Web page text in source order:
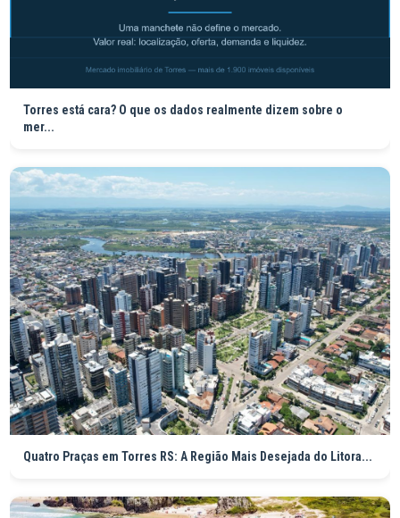
Torres está cara? O que os dados realmente dizem sobre o
mer...
Quatro Praças em Torres RS: A Região Mais Desejada do Litora...